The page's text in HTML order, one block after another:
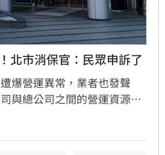
北市消保官：民眾申訴了
爆營運異常，業者也發聲
與總公司之間的營運資源
割」，引發據點無法繼續營